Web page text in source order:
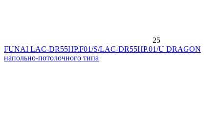
25
FUNAI LAC-DR55HP.F01/S/LAC-DR55HP.01/U DRAGON
напольно-потолочного типа